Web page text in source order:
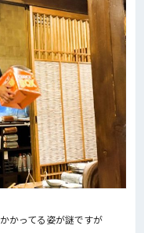
かってる姿が謎ですが